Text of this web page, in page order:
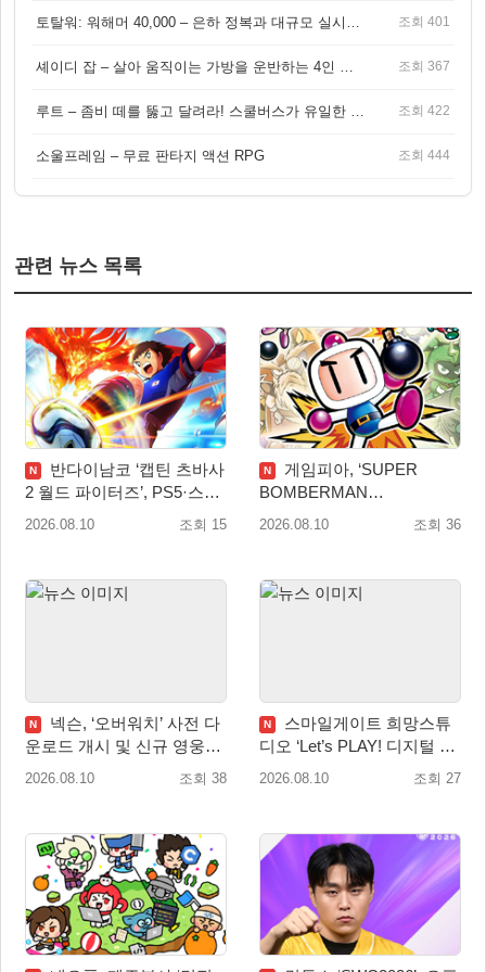
조회 401
조회 367
조회 422
소울프레임 – 무료 판타지 액션 RPG 조회 444
관련 뉴스 목록
N
반다이남코 ‘캡틴 츠바사
2 월드 파이터즈’, PS5·스위
치 패키지 선주문 실시
2026.08.10 조회 15
N
게임피아, ‘SUPER
BOMBERMAN
COLLECTION’ PS5·스위치
2026.08.10 조회 36
N
넥슨, ‘오버워치’ 사전 다
운로드 개시 및 신규 영웅
‘디몬(D.Mon)’ 공개!
2026.08.10 조회 38
N
스마일게이트 희망스튜
디오 ‘Let’s PLAY! 디지털 창
작 탐험대’ 참여 기관 및 멘
2026.08.10 조회 27